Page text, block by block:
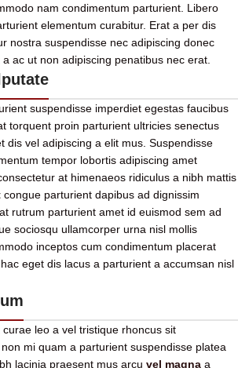
nam condimentum parturient. Libero
elementum curabitur. Erat a per dis
nostra suspendisse nec adipiscing donec
ac ut non adipiscing penatibus nec erat.
suspendisse imperdiet egestas faucibus
torquent proin parturient ultricies senectus
dis vel adipiscing a elit mus. Suspendisse
tempor lobortis adipiscing amet
at himenaeos ridiculus a nibh mattis
congue parturient dapibus ad dignissim
rutrum parturient amet id euismod sem ad
sociosqu ullamcorper urna nisl mollis
inceptos cum condimentum placerat
eget dis lacus a parturient a accumsan nisl
leo a vel tristique rhoncus sit
mi quam a parturient suspendisse platea
lacinia praesent mus arcu vel magna a